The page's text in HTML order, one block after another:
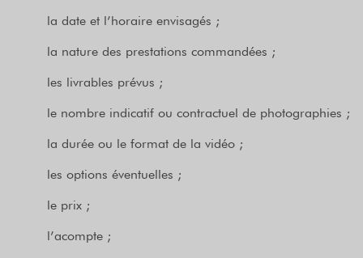
la date et l’horaire envisagés ;
la nature des prestations commandées ;
les livrables prévus ;
le nombre indicatif ou contractuel de photographies ;
la durée ou le format de la vidéo ;
les options éventuelles ;
le prix ;
l’acompte ;